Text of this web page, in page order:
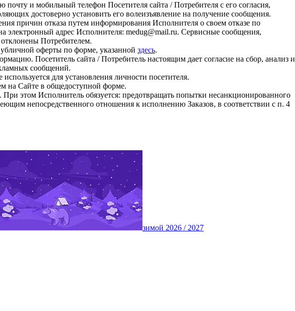
и мобильный телефон Посетителя сайта / Потребителя с его согласия,
достоверно установить его волеизъявление на получение сообщения.
причин отказа путем информирования Исполнителя о своем отказе по
электронный адрес Исполнителя: medug@mail.ru. Сервисные сообщения,
Потребителем.
оферты по форме, указанной здесь.
Посетитель сайта / Потребитель настоящим дает согласие на сбор, анализ и
сообщений.
для установления личности посетителя.
на Сайте в общедоступной форме.
этом Исполнитель обязуется: предотвращать попытки несанкционированного
непосредственного отношения к исполнению Заказов, в соответствии с п. 4
зимой 2026 / 2027